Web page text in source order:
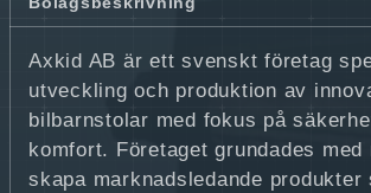
Axkid AB är ett svenskt företag
utveckling och produktion av
bilbarnstolar med fokus på
komfort. Företaget grundades med
skapa marknadsledande produkter